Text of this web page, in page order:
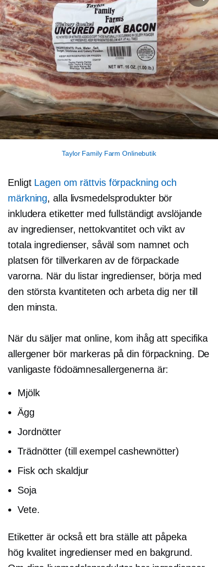
Taylor Family Farm Onlinebutik
Enligt Lagen om rättvis förpackning och
märkning, alla livsmedelsprodukter bör
inkludera etiketter med fullständigt avslöjande
av ingredienser, nettokvantitet och vikt av
totala ingredienser, såväl som namnet och
platsen för tillverkaren av de förpackade
varorna. När du listar ingredienser, börja med
den största kvantiteten och arbeta dig ner till
den minsta.
När du säljer mat online, kom ihåg att specifika
allergener bör markeras på din förpackning. De
vanligaste födoämnesallergenerna är:
Mjölk
Ägg
Jordnötter
Trädnötter (till exempel cashewnötter)
Fisk och skaldjur
Soja
Vete.
Etiketter är också ett bra ställe att påpeka
hög kvalitetingredienser med en bakgrund.